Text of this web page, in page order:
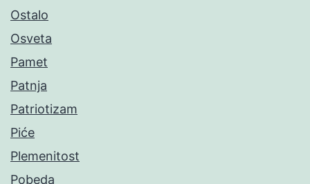
Ostalo
Osveta
Pamet
Patnja
Patriotizam
Piće
Plemenitost
Pobeda